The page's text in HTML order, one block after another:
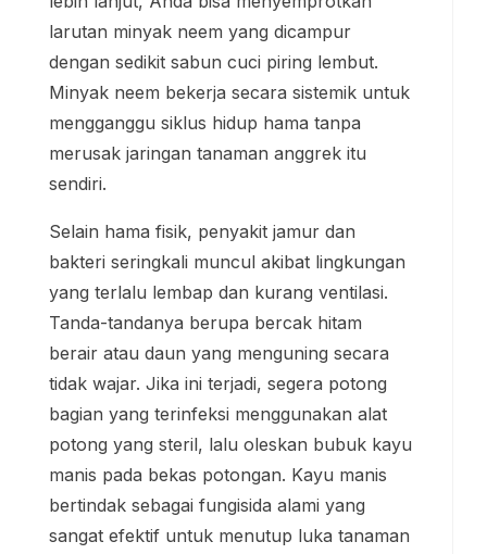
larutan minyak neem yang dicampur
dengan sedikit sabun cuci piring lembut.
Minyak neem bekerja secara sistemik untuk
mengganggu siklus hidup hama tanpa
merusak jaringan tanaman anggrek itu
sendiri.
Selain hama fisik, penyakit jamur dan
bakteri seringkali muncul akibat lingkungan
yang terlalu lembap dan kurang ventilasi.
Tanda-tandanya berupa bercak hitam
berair atau daun yang menguning secara
tidak wajar. Jika ini terjadi, segera potong
bagian yang terinfeksi menggunakan alat
potong yang steril, lalu oleskan bubuk kayu
manis pada bekas potongan. Kayu manis
bertindak sebagai fungisida alami yang
sangat efektif untuk menutup luka tanaman